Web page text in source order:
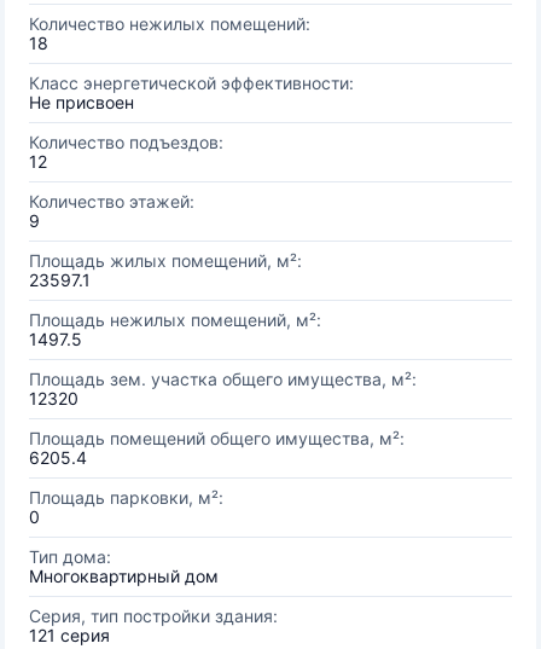
Количество нежилых помещений:
18
Класс энергетической эффективности:
Не присвоен
Количество подъездов:
12
Количество этажей:
9
Площадь жилых помещений, м²:
23597.1
Площадь нежилых помещений, м²:
1497.5
Площадь зем. участка общего имущества, м²:
12320
Площадь помещений общего имущества, м²:
6205.4
Площадь парковки, м²:
0
Тип дома:
Многоквартирный дом
Серия, тип постройки здания:
121 серия